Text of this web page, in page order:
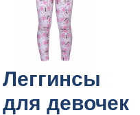
Леггинсы
для девочек